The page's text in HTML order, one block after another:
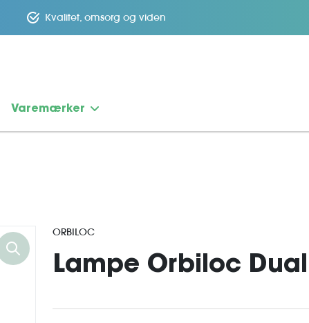
Kvalitet, omsorg og viden
Varemærker
ORBILOC
Lampe Orbiloc Dual